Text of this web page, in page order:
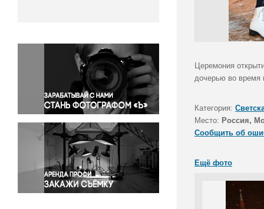
Окружающая среда
Политика
Правосудие
Происшествия и конфликты
Религия
Светская жизнь
Спорт
Экология
Экономика и бизнес
Церемония
дочерью во время
Категория:
Место: Россия,
Сообщить об
Ещё фото